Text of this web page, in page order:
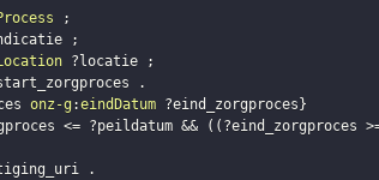
;
;
?locatie
;
.
onz-g :eindDatum ?eind_zorgproces }
<= ?peildatum && ( ( ?eind_zorgproces
.